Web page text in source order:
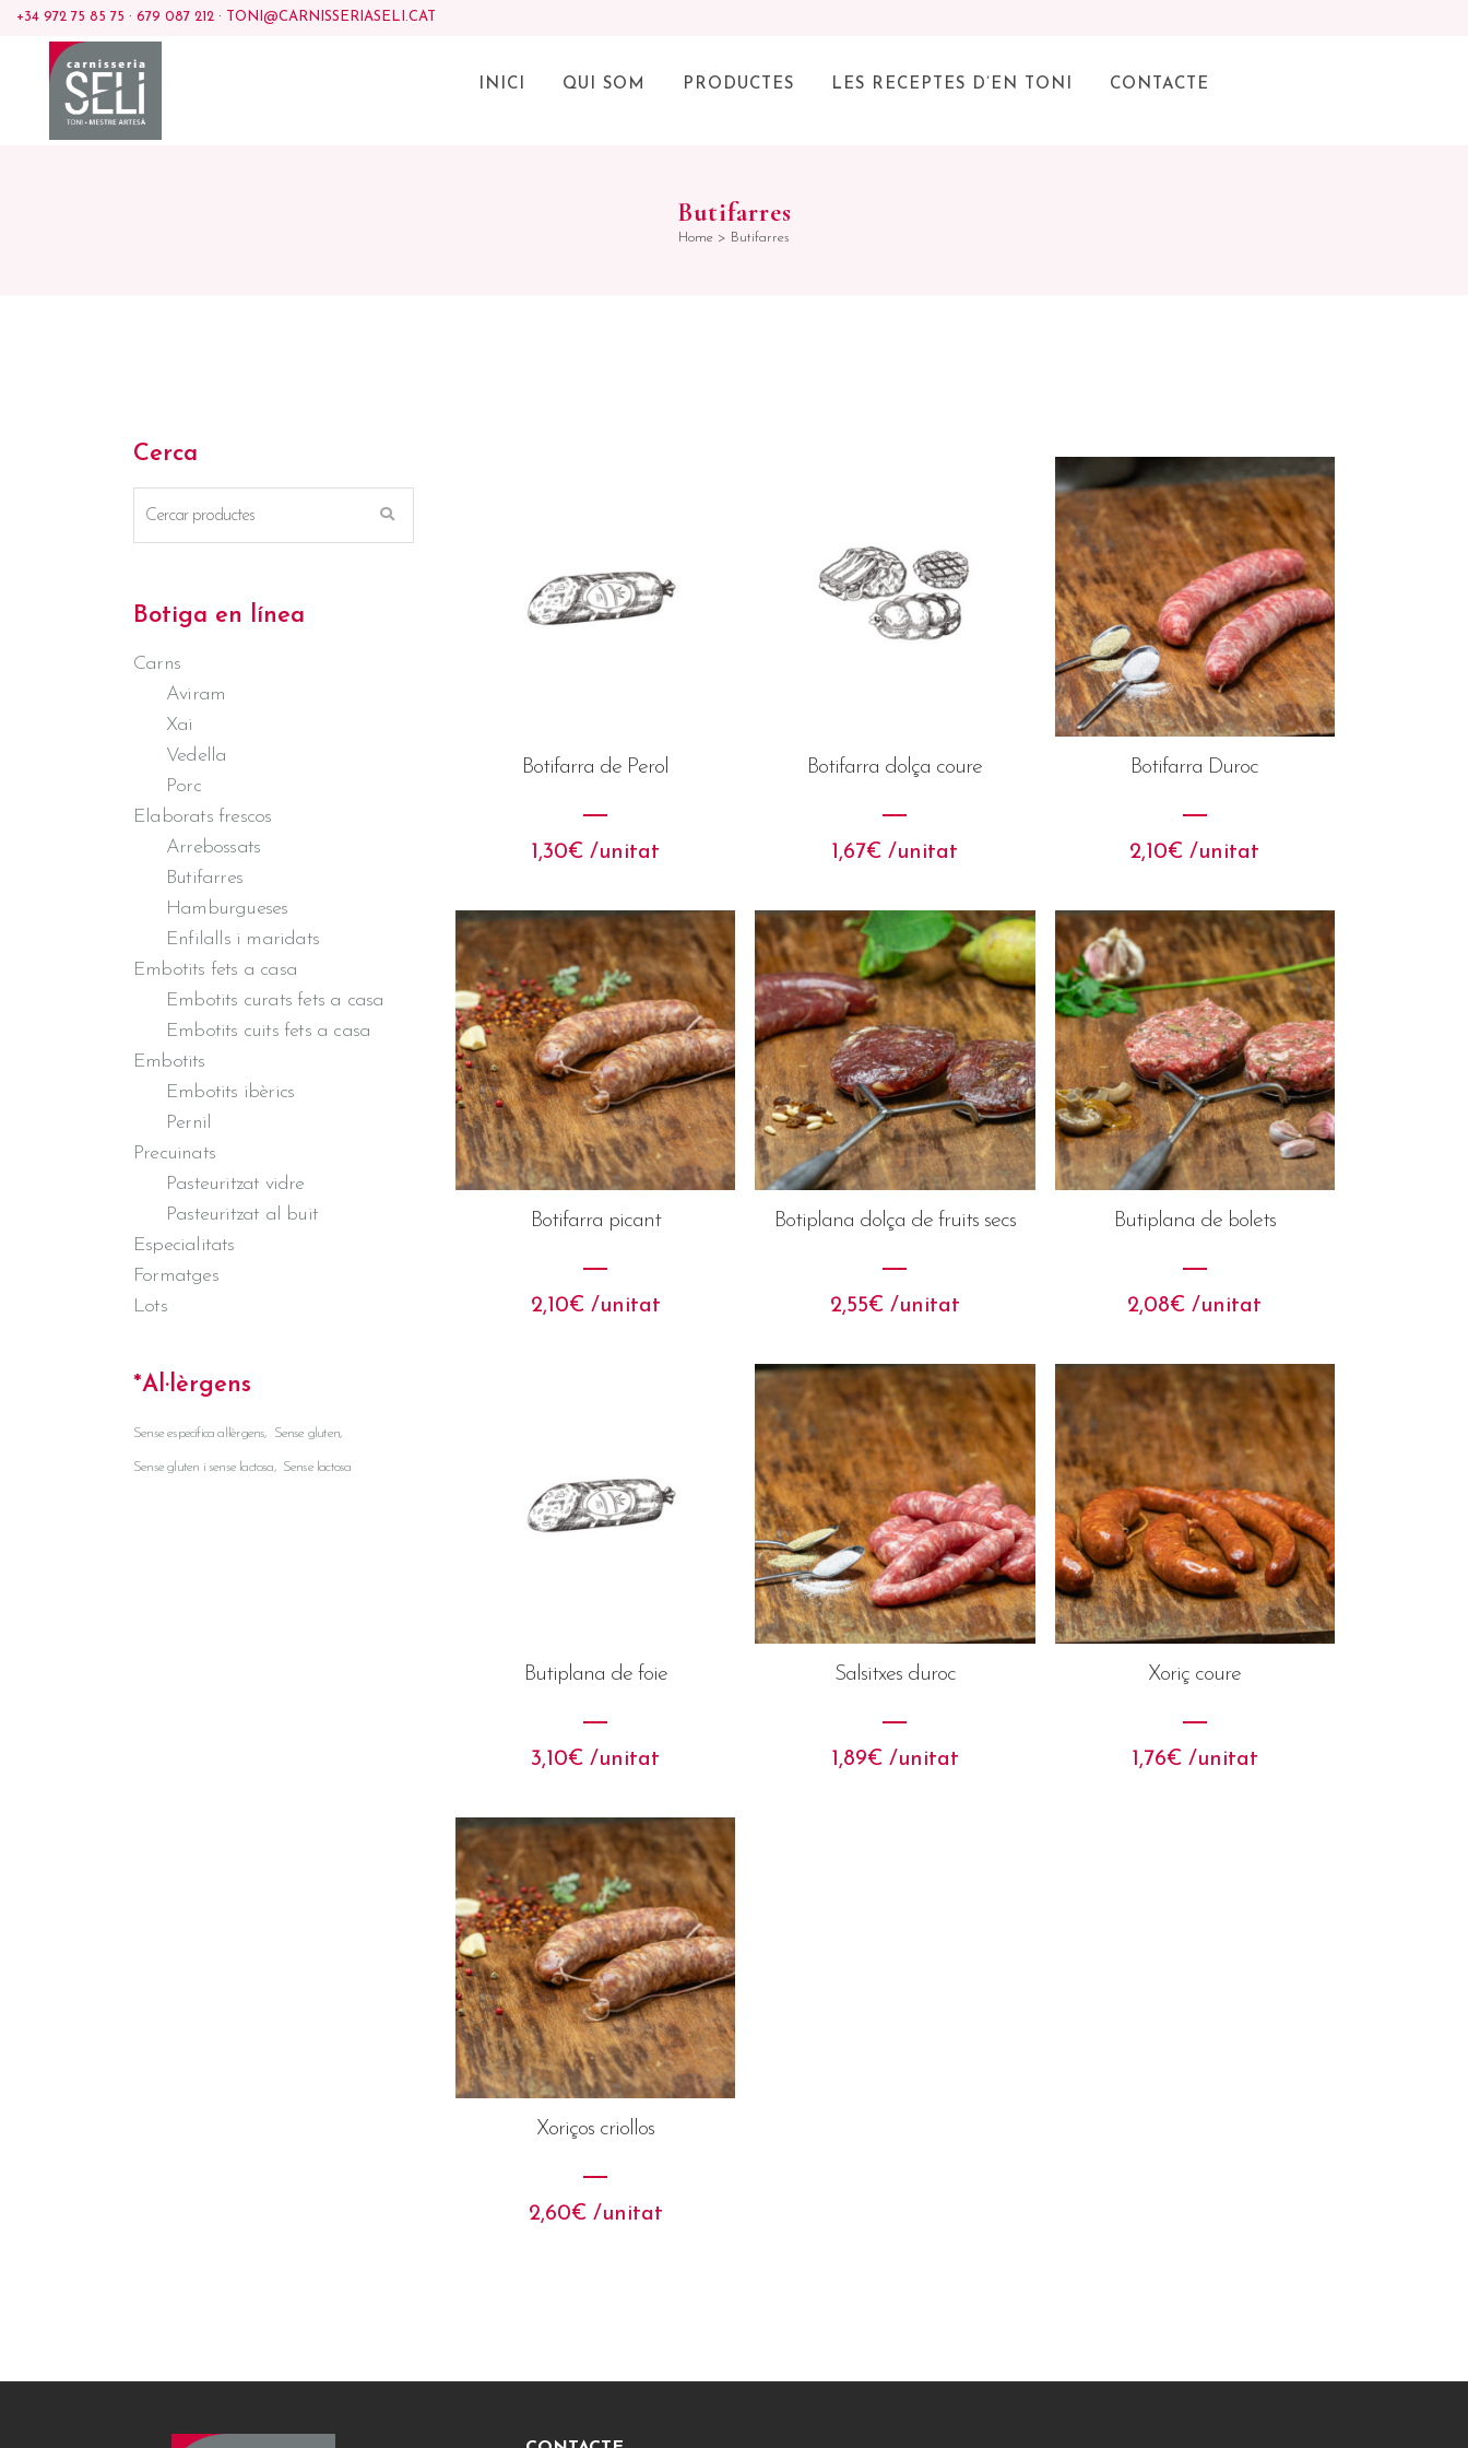
+34 972 75 85 75 · 679 087 212 · TONI@CARNISSERIASELI.CAT
INICI QUI SOM PRODUCTES LES RECEPTES D’EN TONI CONTACTE
Butifarres
Home > Butifarres
Cerca
Botiga en línea
Carns
Aviram
Xai
Vedella
Porc
Elaborats frescos
Arrebossats
Butifarres
Hamburgueses
Enfilalls i maridats
Embotits fets a casa
Embotits curats fets a casa
Embotits cuits fets a casa
Embotits
Embotits ibèrics
Pernil
Precuinats
Pasteuritzat vidre
Pasteuritzat al buit
Especialitats
Formatges
Lots
*Al·lèrgens
Sense especifica al·lèrgens Sense gluten
Sense gluten i sense lactosa Sense lactosa
Botifarra de Perol
1,30€ /unitat
Botifarra dolça coure
1,67€ /unitat
Botifarra Duroc
2,10€ /unitat
Botifarra picant
2,10€ /unitat
Botiplana dolça de fruits secs
2,55€ /unitat
Butiplana de bolets
2,08€ /unitat
Butiplana de foie
3,10€ /unitat
Salsitxes duroc
1,89€ /unitat
Xoriç coure
1,76€ /unitat
Xoriços criollos
2,60€ /unitat